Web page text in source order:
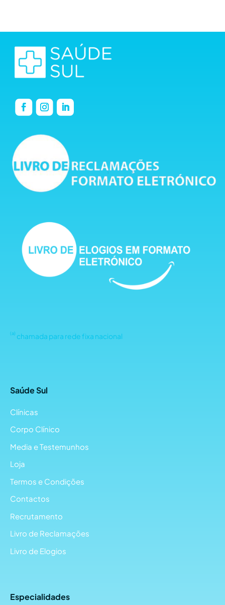
(a) chamada para rede fixa nacional
Saúde Sul
Clínicas
Corpo Clínico
Media e Testemunhos
Loja
Termos e Condições
Contactos
Recrutamento
Livro de Reclamações
Livro de Elogios
Especialidades